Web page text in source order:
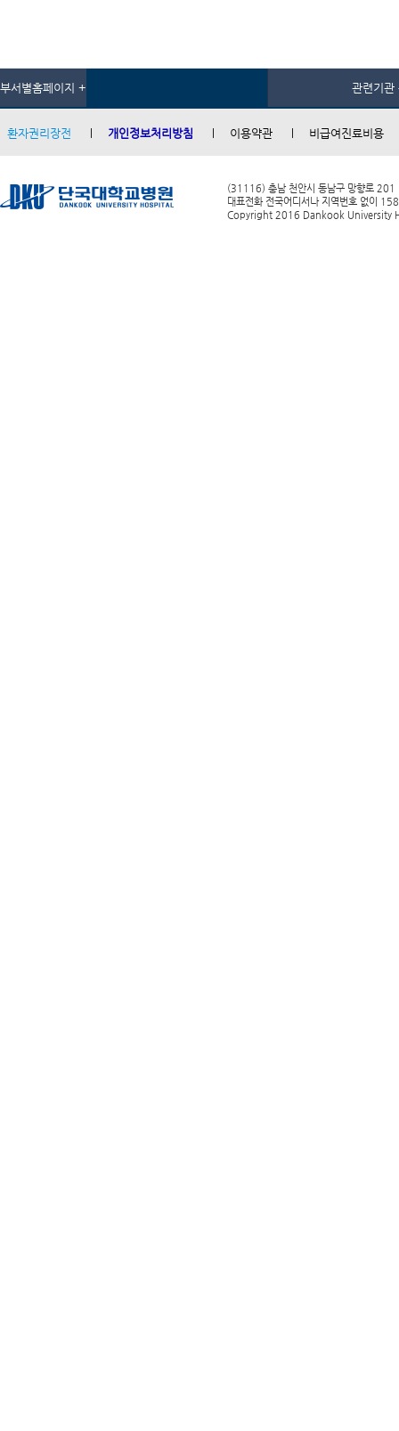
부서별홈페이지 + 관련기관
환자권리장전 개인정보처리방침 이용약관 비급여진료비용
(31116) 충남 천안시 동남구 망향로 201
대표전화 전국어디서나 지역번호 없이
Copyright 2016 Dankook University